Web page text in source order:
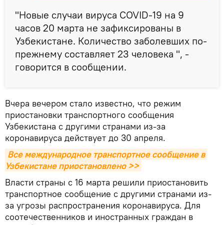
"Новые случаи вируса COVID-19 на 9
часов 20 марта не зафиксированы в
Узбекистане. Количество заболевших по-
прежнему составляет 23 человека ", -
говорится в сообщении.
Вчера вечером стало известно, что режим
приостановки транспортного сообщения
Узбекистана с другими странами из-за
коронавируса действует до 30 апреля.
Все международное транспортное сообщение в
Узбекистане приостановлено >>
Власти страны с 16 марта решили приостановить
транспортное сообщение с другими странами из-
за угрозы распространения коронавируса. Для
соотечественников и иностранных граждан в